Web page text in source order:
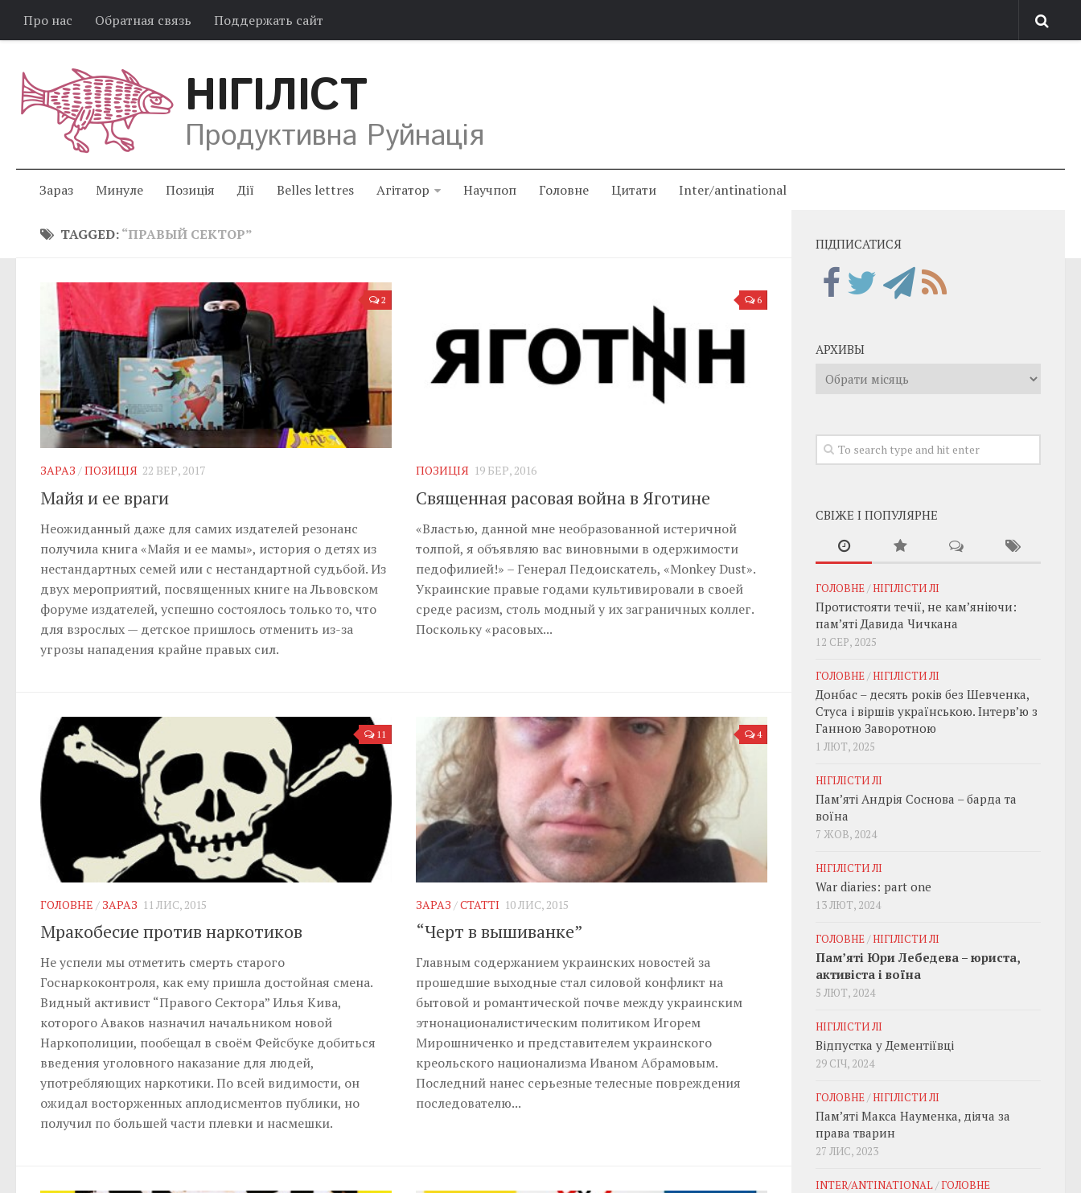
Про нас Обратная связь Поддержать сайт
НІГІЛІСТ
Продуктивна Руйнація
Зараз Минуле Позиція Дії Belles lettres Агітатор Научпоп Головне Цитати Inter/antinational
TAGGED:“ПРАВЫЙ СЕКТОР”
2
ЗАРАЗ /ПОЗИЦІЯ 22 ВЕР, 2017
Майя и ее враги
Неожиданный даже для самих издателей резонанс
получила книга «Майя и ее мамы», история о детях из
нестандартных семей или с нестандартной судьбой. Из
двух мероприятий, посвященных книге на Львовском
форуме издателей, успешно состоялось только то, что
для взрослых — детское пришлось отменить из-за
угрозы нападения крайне правых сил.
6
ПОЗИЦІЯ 19 БЕР, 2016
Священная расовая война в Яготине
«Властью, данной мне необразованной истеричной
толпой, я объявляю вас виновными в одержимости
педофилией!» – Генерал Педоискатель, «Monkey Dust».
Украинские правые годами культивировали в своей
среде расизм, столь модный у их заграничных коллег.
Поскольку «расовых...
11
ГОЛОВНЕ / ЗАРАЗ 11 ЛИС, 2015
Мракобесие против наркотиков
Не успели мы отметить смерть старого
Госнаркоконтроля, как ему пришла достойная смена.
Видный активист “Правого Сектора” Илья Кива,
которого Аваков назначил начальником новой
Наркополиции, пообещал в своём Фейсбуке добиться
введения уголовного наказание для людей,
употребляющих наркотики. По всей видимости, он
ожидал восторженных аплодисментов публики, но
получил по большей части плевки и насмешки.
4
ЗАРАЗ /СТАТТІ 10 ЛИС, 2015
“Черт в вышиванке”
Главным содержанием украинских новостей за
прошедшие выходные стал силовой конфликт на
бытовой и романтической почве между украинским
этнонационалистическим политиком Игорем
Мирошниченко и представителем украинского
креольского национализма Иваном Абрамовым.
Последний нанес серьезные телесные повреждения
последователю...
ПІДПИСАТИСЯ
АРХИВЫ
Архивы
СВІЖЕ І ПОПУЛЯРНЕ
ГОЛОВНЕ/НІГІЛІСТИ ЛІ
Протистояти течії, не кам’яніючи:
пам’яті Давида Чичкана
12 СЕР, 2025
ГОЛОВНЕ/НІГІЛІСТИ ЛІ
Донбас – десять років без Шевченка,
Стуса і віршів українською. Інтерв’ю з
Ганною Заворотною
1 ЛЮТ, 2025
НІГІЛІСТИ ЛІ
Пам’яті Андрія Соснова – барда та
воїна
7 ЖОВ, 2024
НІГІЛІСТИ ЛІ
War diaries: part one
13 ЛЮТ, 2024
ГОЛОВНЕ/НІГІЛІСТИ ЛІ
Пам’яті Юри Лебедева – юриста,
активіста і воїна
5 ЛЮТ, 2024
НІГІЛІСТИ ЛІ
Відпустка у Дементіївці
29 СІЧ, 2024
ГОЛОВНЕ/НІГІЛІСТИ ЛІ
Пам’яті Макса Науменка, діяча за
права тварин
27 ЛИС, 2023
INTER/ANTINATIONAL/ГОЛОВНЕ